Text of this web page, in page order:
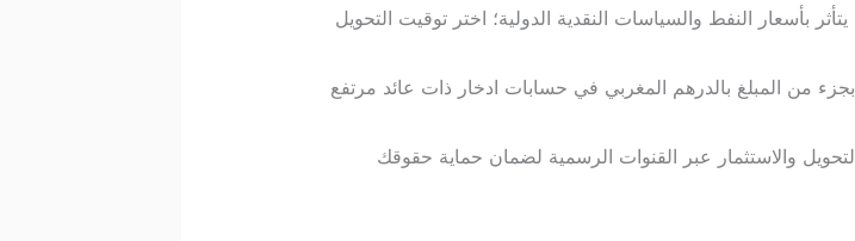
سعر صرف KWD/MAD يتأثر بأسعار النفط والسياسات النقدية الدولية؛ اختر توقيت التحويل
من المبلغ بالدرهم المغربي في حسابات ادخار ذات عائد مرتفع
والاستثمار عبر القنوات الرسمية لضمان حماية حقوقك